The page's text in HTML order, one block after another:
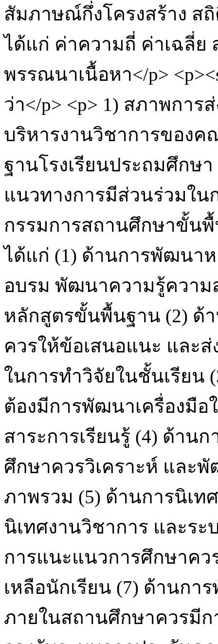
สัมภาษณ์กึ่งโครงสร้าง ส
ได้แก่ ค่าความถี่ ค่าเฉลี่ย
พรรณนาเนื้อหา</p>
ว่า</p> <p> 1) สภาพการ
บริหารงานวิชาการของ
ฐานโรงเรียนประถมศึกษ
แนวทางการมีส่วนร่วมใ
กรรมการสถานศึกษาขั้น
ได้แก่ (1) ด้านการพัฒนา
อบรม พัฒนาความรู้ความ
หลักสูตรขั้นพื้นฐาน (2) ด้
ควรให้ข้อเสนอแนะ และ
ในการทำวิจัยในชั้นเรียน
ต้องมีการพัฒนาเครื่องมื
สาระการเรียนรู้ (4) ด้า
ศึกษาควรวิเคราะห์ และ
ภาพรวม (5) ด้านการนิเท
นิเทศงานวิชาการ และระ
การแนะแนวการศึกษาคว
เหลือนักเรียน (7) ด้านก
ภายในสถานศึกษาควรมีก